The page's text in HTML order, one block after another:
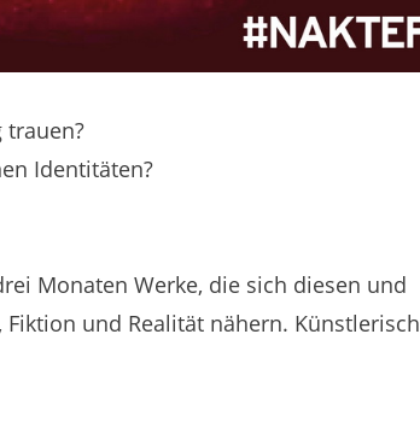
trauen?
Identitäten?
Monaten Werke, die sich diesen und
und Realität nähern. Künstlerisch